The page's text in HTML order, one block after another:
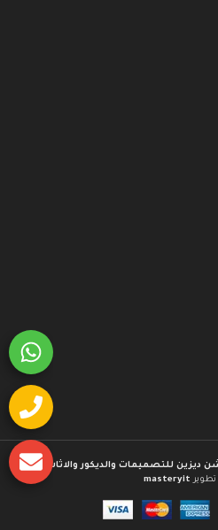
ديزين للتصميمات والديكور والاثاث
masteryit